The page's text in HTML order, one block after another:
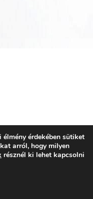
érdekében sütiket
arról, hogy milyen
résznél ki lehet kapcsolni